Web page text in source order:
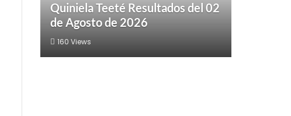
Quiniela Teeté Resultados del 02
de Agosto de 2026
160 Views